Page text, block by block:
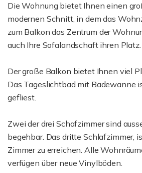
Die Wohnung bietet Ihnen einen
modernen Schnitt, in dem das
zum Balkon das Zentrum der
auch Ihre Sofalandschaft ihren Platz.
Der große Balkon bietet Ihnen viel
Das Tageslichtbad mit Badewanne
gefliest.
Zwei der drei Schafzimmer sind
begehbar. Das dritte Schlafzimmer,
Zimmer zu erreichen. Alle
verfügen über neue Vinylböden.